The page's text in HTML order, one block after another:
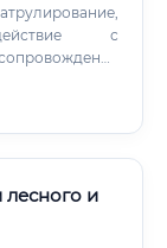
с
лесного и